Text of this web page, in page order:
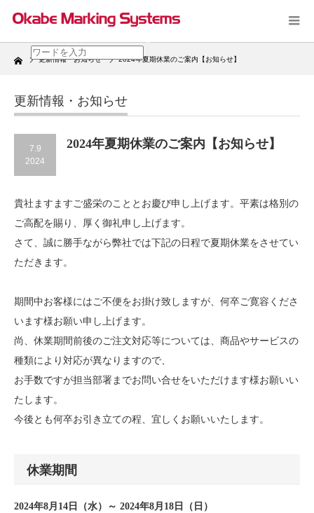
Home 更新情報・お知らせ 2024年夏期休業のご案内【お知らせ】
更新情報・お知らせ
7.9
2024
2024年夏期休業のご案内【お知らせ】
貴社ますますご盛栄のこととお慶び申し上げます。平素は格別の
ご高配を賜り、厚く御礼申し上げます。
さて、誠に勝手ながら弊社では下記の日程で夏期休業をさせてい
ただきます。
期間中お客様にはご不便をお掛け致しますが、何卒ご寛容くださ
います様お願い申し上げます。
尚、休業期間前後のご注文対応等については、商品やサービスの
種類により対応が異なりますので、
お手数ですが担当部署までお問い合せをいただけます様お願いい
たします。
今後とも何卒お引き立ての程、宜しくお願いいたします。
休業期間
2024年8月14日（水）～ 2024年8月18日（日）